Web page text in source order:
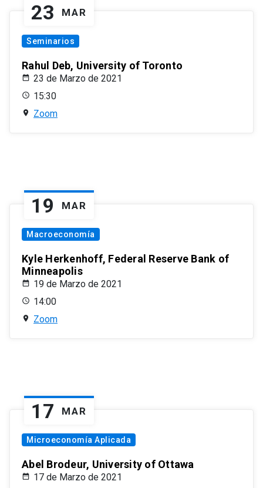
23 MAR
Seminarios
Rahul Deb, University of Toronto
23 de Marzo de 2021
15:30
Zoom
19 MAR
Macroeconomía
Kyle Herkenhoff, Federal Reserve Bank of
Minneapolis
19 de Marzo de 2021
14:00
Zoom
17 MAR
Microeconomía Aplicada
Abel Brodeur, University of Ottawa
17 de Marzo de 2021